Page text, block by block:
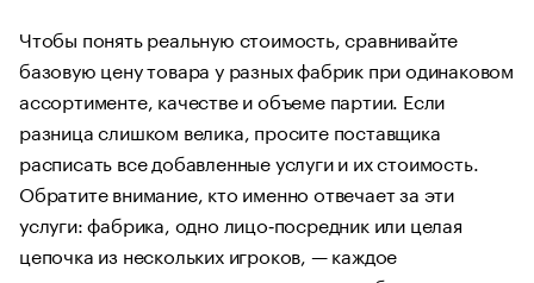
Чтобы понять реальную стоимость, сравнивайте
базовую цену товара у разных фабрик при одинаковом
ассортименте, качестве и объеме партии. Если
разница слишком велика, просите поставщика
расписать все добавленные услуги и их стоимость.
Обратите внимание, кто именно отвечает за эти
услуги: фабрика, одно лицо‑посредник или целая
цепочка из нескольких игроков, — каждое